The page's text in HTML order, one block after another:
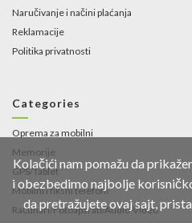
Naručivanje i načini plaćanja
Reklamacije
Politika privatnosti
Categories
Oprema za mobilni
Memorije
GPS/Tablet
Mobilni i fiksni telefoni
Računari/Fotoaparati/Audio-Video
Kolačići nam pomažu da
i obezbedimo najbolje
da pretražujete ovaj sajt,